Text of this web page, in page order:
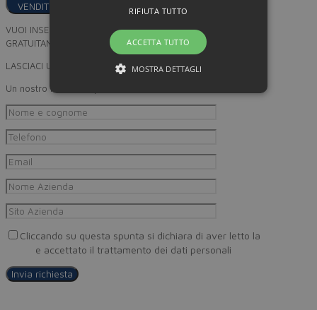
VENDITORI
VUOI INSERIRE I TUOI PRODOTTI
GRATUITAMENTE SU MINORPREZZO?
LASCIACI UN RECAPITO
Un nostro incaricato provvederà a ricontattarti
Cliccando su questa spunta si dichiara di aver letto la
e accettato il trattamento dei dati personali
ACCETTA TUTTO
RIFIUTA TUTTO
MOSTRA DETTAGLI